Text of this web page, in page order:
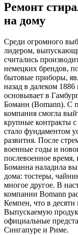
Ремонт
на дому
Cреди огромного
лидером,
считались
немецких брендов,
бытовые приборы,
назад в далеком
основывает в
Боманн (Bomann). С
компания смогла
крупные контракты
стало фундаментом
развития. После
военные годы и
послевоенное
Боманна наладила
дома: тостеры,
многое другое. В
компании Bomann
Кемпен, что в
Выпускаемую
официальные
Сингапуре и Риме.